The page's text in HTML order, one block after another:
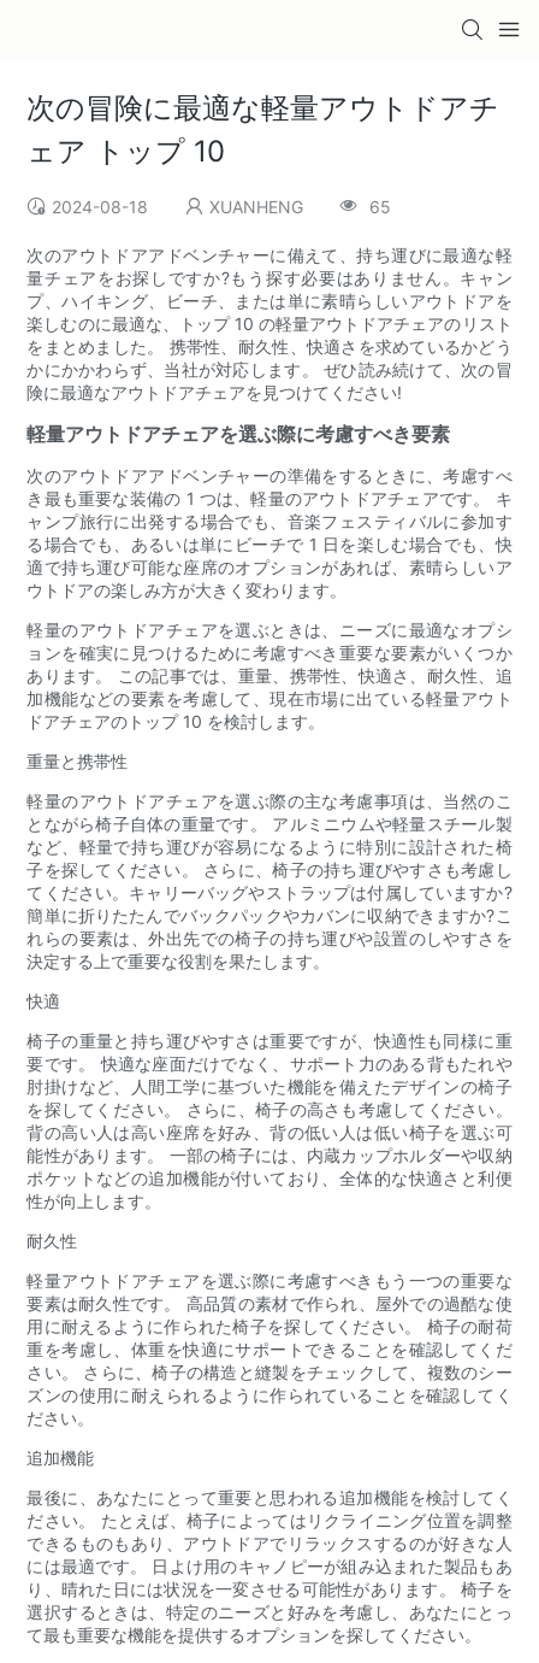
次の冒険に最適な軽量アウトドアチ
ェア トップ 10
2024-08-18 XUANHENG 65
次のアウトドアアドベンチャーに備えて、持ち運びに最適な軽
量チェアをお探しですか?もう探す必要はありません。キャン
プ、ハイキング、ビーチ、または単に素晴らしいアウトドアを
楽しむのに最適な、トップ 10 の軽量アウトドアチェアのリスト
をまとめました。 携帯性、耐久性、快適さを求めているかどう
かにかかわらず、当社が対応します。 ぜひ読み続けて、次の冒
険に最適なアウトドアチェアを見つけてください!
軽量アウトドアチェアを選ぶ際に考慮すべき要素
次のアウトドアアドベンチャーの準備をするときに、考慮すべ
き最も重要な装備の 1 つは、軽量のアウトドアチェアです。 キ
ャンプ旅行に出発する場合でも、音楽フェスティバルに参加す
る場合でも、あるいは単にビーチで 1 日を楽しむ場合でも、快
適で持ち運び可能な座席のオプションがあれば、素晴らしいア
ウトドアの楽しみ方が大きく変わります。
軽量のアウトドアチェアを選ぶときは、ニーズに最適なオプシ
ョンを確実に見つけるために考慮すべき重要な要素がいくつか
あります。 この記事では、重量、携帯性、快適さ、耐久性、追
加機能などの要素を考慮して、現在市場に出ている軽量アウト
ドアチェアのトップ 10 を検討します。
重量と携帯性
軽量のアウトドアチェアを選ぶ際の主な考慮事項は、当然のこ
とながら椅子自体の重量です。 アルミニウムや軽量スチール製
など、軽量で持ち運びが容易になるように特別に設計された椅
子を探してください。 さらに、椅子の持ち運びやすさも考慮し
てください。キャリーバッグやストラップは付属していますか?
簡単に折りたたんでバックパックやカバンに収納できますか?こ
れらの要素は、外出先での椅子の持ち運びや設置のしやすさを
決定する上で重要な役割を果たします。
快適
椅子の重量と持ち運びやすさは重要ですが、快適性も同様に重
要です。 快適な座面だけでなく、サポート力のある背もたれや
肘掛けなど、人間工学に基づいた機能を備えたデザインの椅子
を探してください。 さらに、椅子の高さも考慮してください。
背の高い人は高い座席を好み、背の低い人は低い椅子を選ぶ可
能性があります。 一部の椅子には、内蔵カップホルダーや収納
ポケットなどの追加機能が付いており、全体的な快適さと利便
性が向上します。
耐久性
軽量アウトドアチェアを選ぶ際に考慮すべきもう一つの重要な
要素は耐久性です。 高品質の素材で作られ、屋外での過酷な使
用に耐えるように作られた椅子を探してください。 椅子の耐荷
重を考慮し、体重を快適にサポートできることを確認してくだ
さい。 さらに、椅子の構造と縫製をチェックして、複数のシー
ズンの使用に耐えられるように作られていることを確認してく
ださい。
追加機能
最後に、あなたにとって重要と思われる追加機能を検討してく
ださい。 たとえば、椅子によってはリクライニング位置を調整
できるものもあり、アウトドアでリラックスするのが好きな人
には最適です。 日よけ用のキャノピーが組み込まれた製品もあ
り、晴れた日には状況を一変させる可能性があります。 椅子を
選択するときは、特定のニーズと好みを考慮し、あなたにとっ
て最も重要な機能を提供するオプションを探してください。